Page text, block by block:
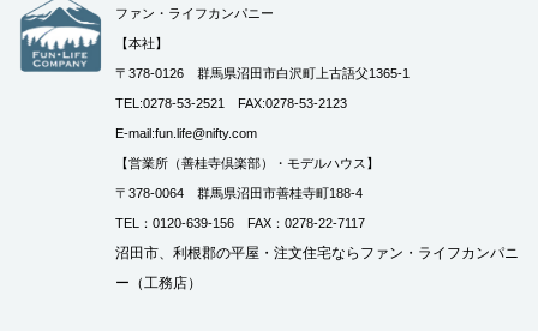
ファン・ライフカンパニー
【本社】
〒378-0126 群馬県沼田市白沢町上古語父1365-1
TEL:0278-53-2521 FAX:0278-53-2123
E-mail:fun.life@nifty.com
【営業所（善桂寺倶楽部）・モデルハウス】
〒378-0064 群馬県沼田市善桂寺町188-4
TEL：0120-639-156 FAX：0278-22-7117
沼田市、利根郡の平屋・注文住宅ならファン・ライフカンパニ
ー（工務店）